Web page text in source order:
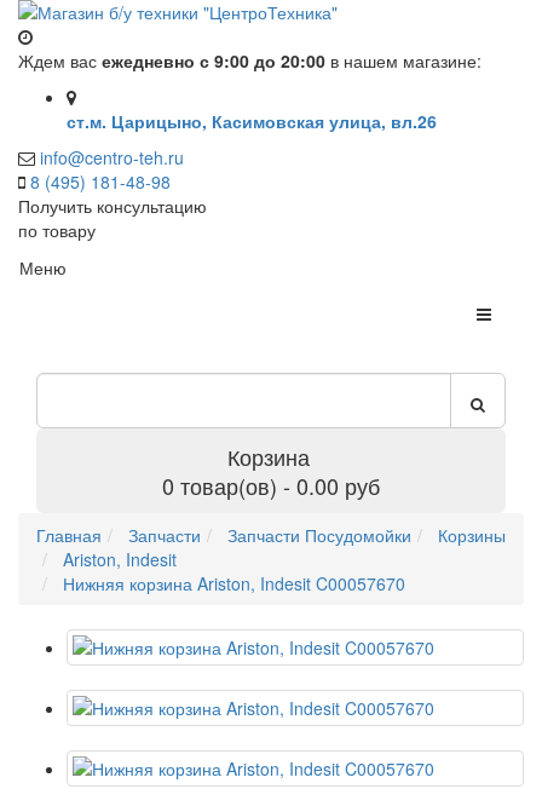
Ждем вас ежедневно с 9:00 до 20:00 в нашем магазине:
ст.м. Царицыно, Касимовская улица, вл.26
info@centro-teh.ru
8 (495) 181-48-98
Получить консультацию
по товару
Меню
Корзина
0 товар(ов) - 0.00 руб
Главная Запчасти Запчасти Посудомойки
Корзины
Ariston, Indesit
Нижняя корзина Ariston, Indesit C00057670